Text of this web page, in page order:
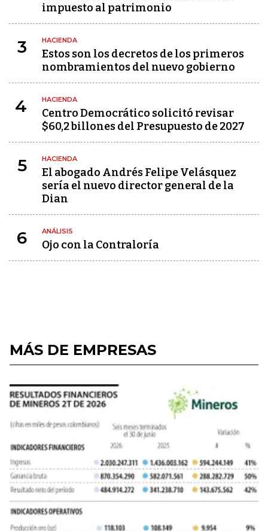
impuesto al patrimonio
3 HACIENDA
Estos son los decretos de los primeros
nombramientos del nuevo gobierno
4 HACIENDA
Centro Democrático solicitó revisar
$60,2 billones del Presupuesto de 2027
5 HACIENDA
El abogado Andrés Felipe Velásquez
sería el nuevo director general de la
Dian
6 ANÁLISIS
Ojo con la Contraloría
MÁS DE EMPRESAS